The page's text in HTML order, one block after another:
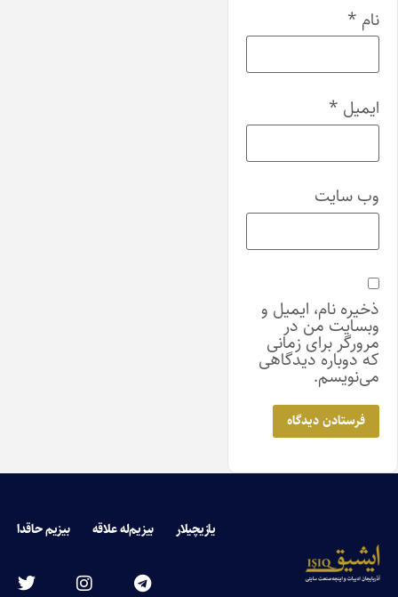
نام *
ایمیل *
وب‌ سایت
ذخیره نام، ایمیل و
وبسایت من در
مرورگر برای زمانی
که دوباره دیدگاهی
می‌نویسم.
یازیچیلار بیزیم‌له علاقه بیزیم حاقدا